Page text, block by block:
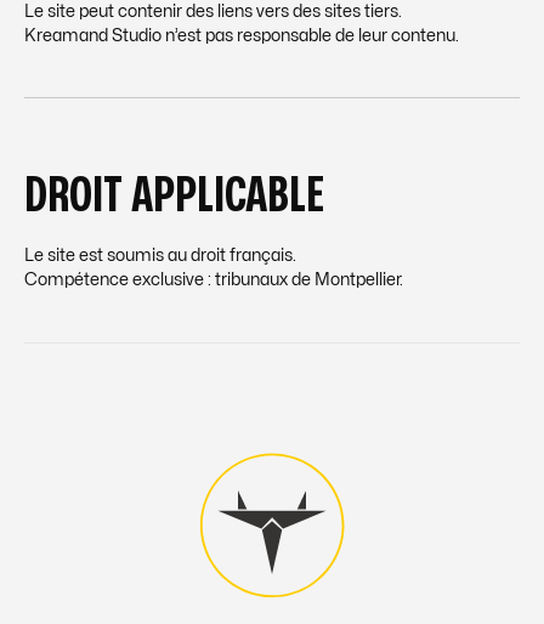
Le site peut contenir des liens vers des sites tiers.
Kreamand Studio n’est pas responsable de leur contenu.
DROIT APPLICABLE
Le site est soumis au droit français.
Compétence exclusive : tribunaux de Montpellier.